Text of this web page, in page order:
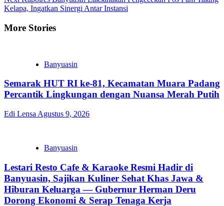
Kelapa, Ingatkan Sinergi Antar Instansi
More Stories
Banyuasin
Semarak HUT RI ke-81, Kecamatan Muara Padang
Percantik Lingkungan dengan Nuansa Merah Putih
Edi Lensa Agustus 9, 2026
Banyuasin
Lestari Resto Cafe & Karaoke Resmi Hadir di
Banyuasin, Sajikan Kuliner Sehat Khas Jawa &
Hiburan Keluarga — Gubernur Herman Deru
Dorong Ekonomi & Serap Tenaga Kerja